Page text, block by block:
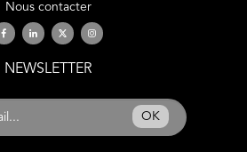
Nous contacter
NEWSLETTER
OK